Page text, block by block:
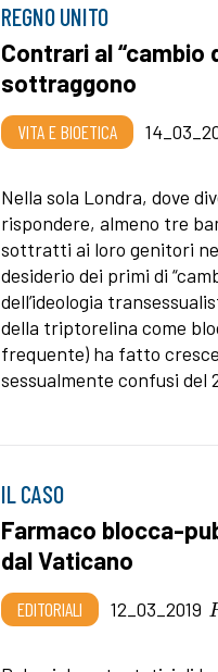
REGNO UNITO
Contrari al “cambio
sottraggono
VITA E BIOETICA
Nella sola Londra, dove
rispondere, almeno tre
sottratti ai loro genitori
desiderio dei primi di
dell’ideologia
della triptorelina come
frequente) ha fatto
sessualmente confusi del
IL CASO
Farmaco blocca-
dal Vaticano
EDITORIALI 12_03_2019